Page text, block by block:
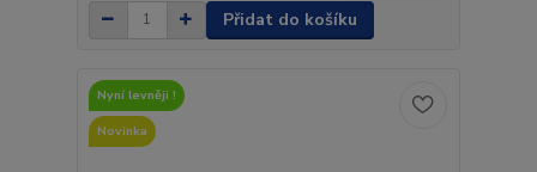
Přidat do košíku
Nyní levněji !
Novinka